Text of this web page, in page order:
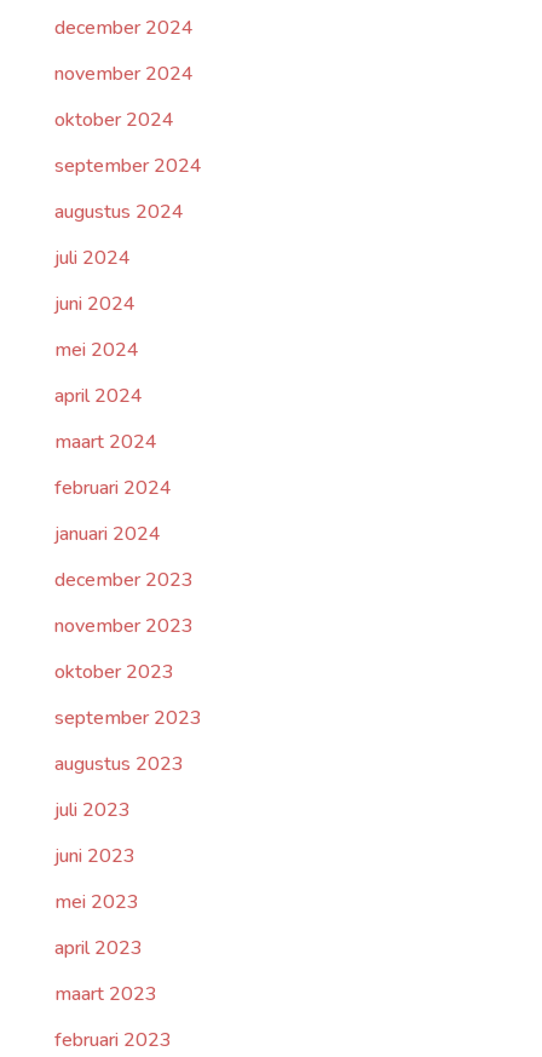
december 2024
november 2024
oktober 2024
september 2024
augustus 2024
juli 2024
juni 2024
mei 2024
april 2024
maart 2024
februari 2024
januari 2024
december 2023
november 2023
oktober 2023
september 2023
augustus 2023
juli 2023
juni 2023
mei 2023
april 2023
maart 2023
februari 2023